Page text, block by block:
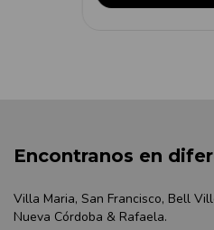
Encontranos en
Villa Maria, San Francisco, Bell
Nueva Córdoba & Rafaela.